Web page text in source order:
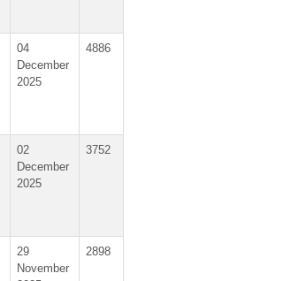
04
December
2025
4886
02
December
2025
3752
29
November
2898